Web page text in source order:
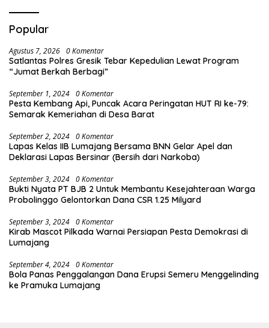
Popular
Agustus 7, 2026 0 Komentar
Satlantas Polres Gresik Tebar Kepedulian Lewat Program
“Jumat Berkah Berbagi”
September 1, 2024 0 Komentar
Pesta Kembang Api, Puncak Acara Peringatan HUT RI ke-79:
Semarak Kemeriahan di Desa Barat
September 2, 2024 0 Komentar
Lapas Kelas IIB Lumajang Bersama BNN Gelar Apel dan
Deklarasi Lapas Bersinar (Bersih dari Narkoba)
September 3, 2024 0 Komentar
Bukti Nyata PT BJB 2 Untuk Membantu Kesejahteraan Warga
Probolinggo Gelontorkan Dana CSR 1.25 Milyard
September 3, 2024 0 Komentar
Kirab Mascot Pilkada Warnai Persiapan Pesta Demokrasi di
Lumajang
September 4, 2024 0 Komentar
Bola Panas Penggalangan Dana Erupsi Semeru Menggelinding
ke Pramuka Lumajang